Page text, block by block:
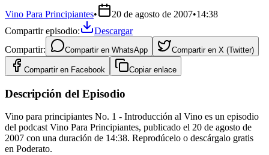
Vino Para Principiantes• 20 de agosto de 2007•14:38
Compartir episodio:
Descargar
Compartir:
Compartir en WhatsApp Compartir en X (Twitter)
Compartir en Facebook Copiar enlace
Descripción del Episodio
Vino para principiantes No. 1 - Introducción al Vino es un episodio
del podcast Vino Para Principiantes, publicado el 20 de agosto de
2007 con una duración de 14:38. Reprodúcelo o descárgalo gratis
en Poderato.